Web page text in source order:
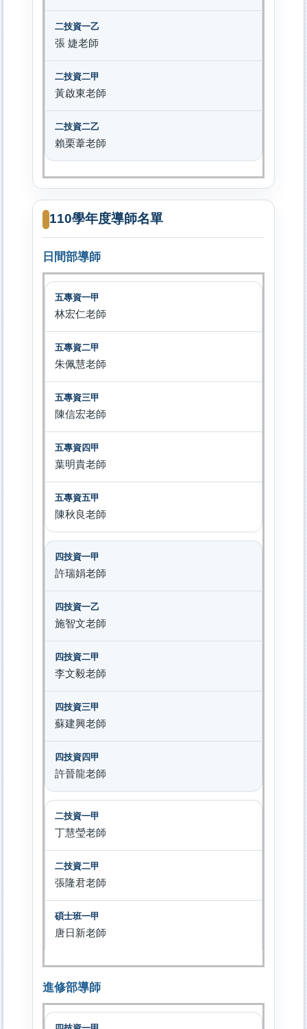
張 婕老師
黃啟東老師
賴栗葦老師
110學年度導師名單
日間部導師
林宏仁老師
朱佩慧老師
陳信宏老師
葉明貴老師
陳秋良老師
許瑞娟老師
施智文老師
李文毅老師
蘇建興老師
許晉龍老師
丁慧瑩老師
張隆君老師
唐日新老師
進修部導師